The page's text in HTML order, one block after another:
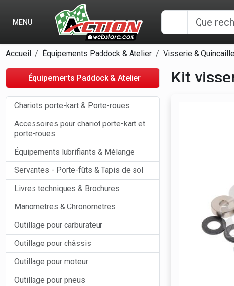
Panneau de gestion des cookies
MENU
Accueil Équipements Paddock & Atelier Visserie &
Kit
Équipements Paddock & Atelier
Chariots porte-kart & Porte-roues
Accessoires pour chariot porte-kart et
porte-roues
Équipements lubrifiants & Mélange
Servantes - Porte-fûts & Tapis de sol
Livres techniques & Brochures
Manomètres & Chronomètres
Outillage pour carburateur
Outillage pour châssis
Outillage pour moteur
Outillage pour pneus